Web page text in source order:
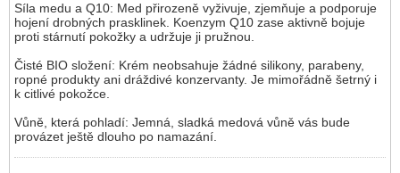
Síla medu a Q10: Med přirozeně vyživuje, zjemňuje a podporuje
hojení drobných prasklinek. Koenzym Q10 zase aktivně bojuje
proti stárnutí pokožky a udržuje ji pružnou.
Čisté BIO složení: Krém neobsahuje žádné silikony, parabeny,
ropné produkty ani dráždivé konzervanty. Je mimořádně šetrný i
k citlivé pokožce.
Vůně, která pohladí: Jemná, sladká medová vůně vás bude
provázet ještě dlouho po namazání.